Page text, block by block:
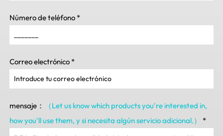
Número de teléfono *
Correo electrónico *
mensaje： （Let us know which products you're interested in,
how you'll use them, y si necesita algún servicio adicional.） *